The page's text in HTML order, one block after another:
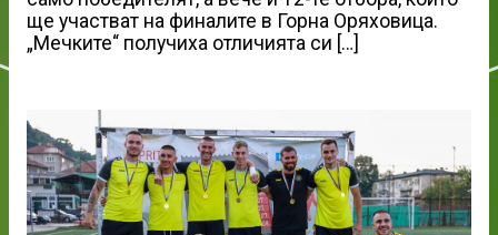
ще участват на финалите в Горна Оряховица.
„Мечките“ получиха отличията си […]